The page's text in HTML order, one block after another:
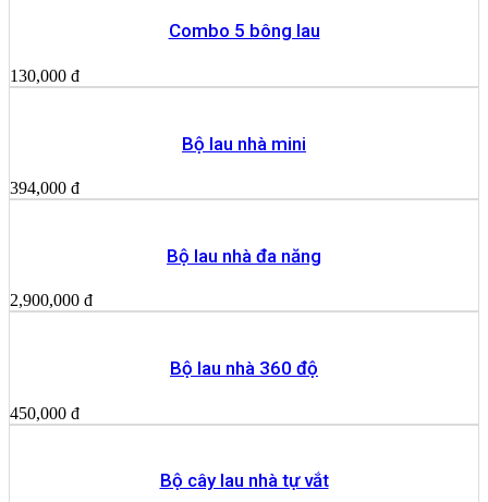
Combo 5 bông lau
130,000 đ
Bộ lau nhà mini
394,000 đ
Bộ lau nhà đa năng
2,900,000 đ
Bộ lau nhà 360 độ
450,000 đ
Bộ cây lau nhà tự vắt